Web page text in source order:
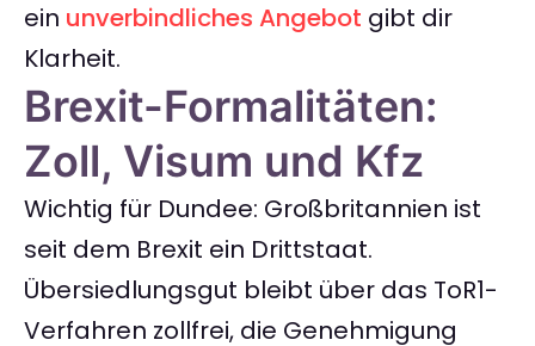
ein unverbindliches Angebot gibt dir
Klarheit.
Brexit-Formalitäten:
Zoll, Visum und Kfz
Wichtig für Dundee: Großbritannien ist
seit dem Brexit ein Drittstaat.
Übersiedlungsgut bleibt über das ToR1-
Verfahren zollfrei, die Genehmigung